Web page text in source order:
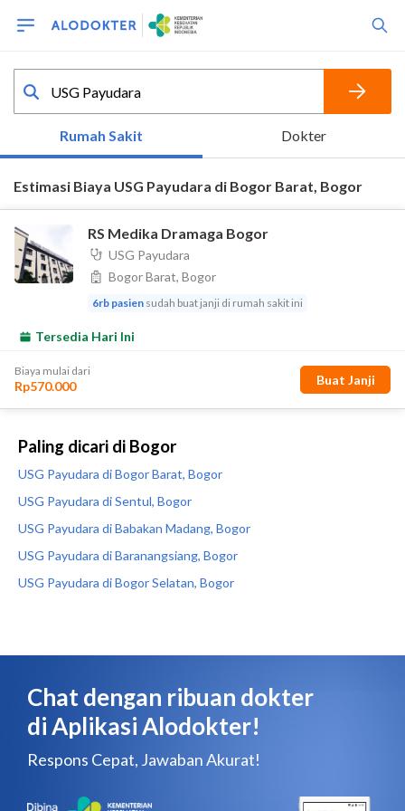
Paling dicari di Bogor
USG Payudara di Bogor Barat, Bogor
USG Payudara di Sentul, Bogor
USG Payudara di Babakan Madang, Bogor
USG Payudara di Baranangsiang, Bogor
USG Payudara di Bogor Selatan, Bogor